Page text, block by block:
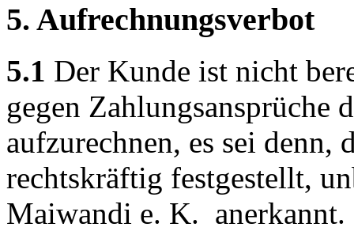
5. Aufrechnungsverbot
5.1 Der Kunde ist nicht
gegen Zahlungsansprüche
aufzurechnen, es sei denn,
rechtskräftig festgestellt,
Maiwandi e. K. anerkannt.